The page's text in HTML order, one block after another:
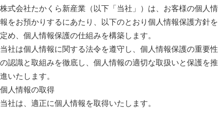
株式会社たかくら新産業（以下「当社」）は、お客様の個人情
報をお預かりするにあたり、以下のとおり個人情報保護方針を
定め、個人情報保護の仕組みを構築します。
当社は個人情報に関する法令を遵守し、個人情報保護の重要性
の認識と取組みを徹底し、個人情報の適切な取扱いと保護を推
進いたします。
個人情報の取得
当社は、適正に個人情報を取得いたします。